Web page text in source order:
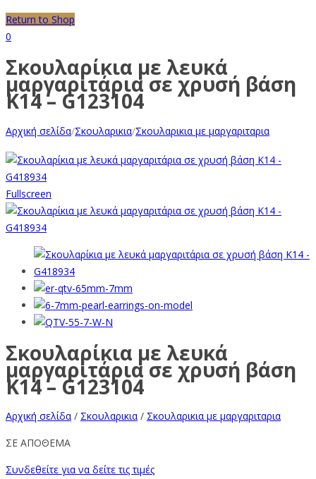
Return to Shop
0
Σκουλαρίκια με λευκά
μαργαριτάρια σε χρυσή βάση
Κ14 – G123104
Αρχική σελίδα/Σκουλαρικια/Σκουλαρικια με μαργαριταρια
Fullscreen
Σκουλαρίκια με λευκά
μαργαριτάρια σε χρυσή βάση
Κ14 – G123104
Αρχική σελίδα / Σκουλαρικια / Σκουλαρικια με μαργαριταρια
ΣΕ ΑΠΟΘΕΜΑ
Συνδεθείτε για να δείτε τις τιμές